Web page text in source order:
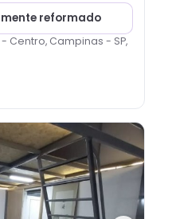
reformado
Centro, Campinas - SP,